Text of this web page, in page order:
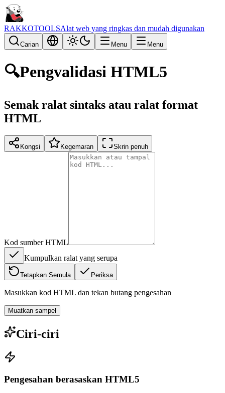
RAKKOTOOLSAlat web yang ringkas dan mudah digunakan
Carian Menu Menu
🔍Pengvalidasi HTML5
Semak ralat sintaks atau ralat format
HTML
Kongsi Kegemaran Skrin penuh
Kod sumber HTML
Kumpulkan ralat yang serupa
Tetapkan Semula Periksa
Masukkan kod HTML dan tekan butang pengesahan
Muatkan sampel
Ciri-ciri
Pengesahan berasaskan HTML5